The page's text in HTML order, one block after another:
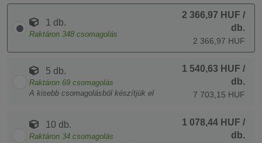
1 db.
Raktáron 348 csomagolás
2 366,97 HUF /
db.
2 366,97 HUF
5 db.
Raktáron 69 csomagolás
A kisebb csomagolásból készítjük el
1 540,63 HUF /
db.
7 703,15 HUF
10 db.
Raktáron 34 csomagolás
1 078,44 HUF /
db.